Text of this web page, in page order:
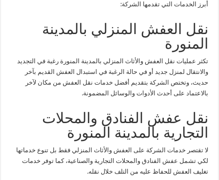
أبرز الخدمات التي تقدمها الشركة:
نقل العفش المنزلي بالمدينة
المنورة
تكثر عمليات نقل العفش والأثاث المنزلي بالمدينة المنورة رغبة في التجديد
والانتقال لمنزل جديد أو في حالة الرغبة في استبدال العفش القديم بآخر
حديث، وتختص الشركة بتقديم أفضل خدمات نقل العفش من مكان لآخر
بالاعتماد على أحدث الأدوات والوسائل المضمونة.
نقل عفش الفنادق والمحلات
التجارية بالمدينة المنورة
لا تقتصر خدمات الشركة على العفش والأثاث المنزلي فقط بل تنوع خدماتها
لكي تشمل عفش الفنادق والمحلات التجارية والصناعية، كما توفر خدمات
تغليف العفش للحفاظ عليه من التلف خلال نقله.